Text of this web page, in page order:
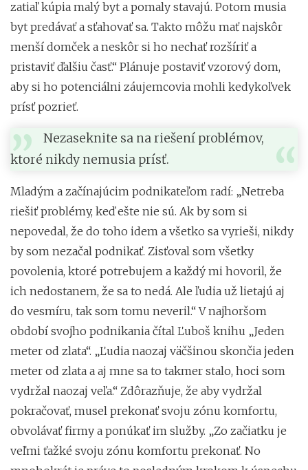
zatiaľ kúpia malý byt a pomaly stavajú. Potom musia
byt predávať a sťahovať sa. Takto môžu mať najskôr
menší domček a neskôr si ho nechať rozšíriť a
pristaviť ďalšiu časť.“ Plánuje postaviť vzorový dom,
aby si ho potenciálni záujemcovia mohli kedykoľvek
prísť pozrieť.
Nezaseknite sa na riešení problémov,
ktoré nikdy nemusia prísť.
Mladým a začínajúcim podnikateľom radí: „Netreba
riešiť problémy, keď ešte nie sú. Ak by som si
nepovedal, že do toho idem a všetko sa vyrieši, nikdy
by som nezačal podnikať. Zisťoval som všetky
povolenia, ktoré potrebujem a každý mi hovoril, že
ich nedostanem, že sa to nedá. Ale ľudia už lietajú aj
do vesmíru, tak som tomu neveril.“ V najhoršom
období svojho podnikania čítal Ľuboš knihu „Jeden
meter od zlata“. „Ľudia naozaj väčšinou skončia jeden
meter od zlata a aj mne sa to takmer stalo, hoci som
vydržal naozaj veľa.“ Zdôrazňuje, že aby vydržal
pokračovať, musel prekonať svoju zónu komfortu,
obvolávať firmy a ponúkať im služby. „Zo začiatku je
veľmi ťažké svoju zónu komfortu prekonať. No